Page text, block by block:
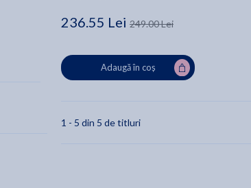
236.55 Lei 249.00 Lei
Adaugă în coș
1 - 5 din 5 de titluri